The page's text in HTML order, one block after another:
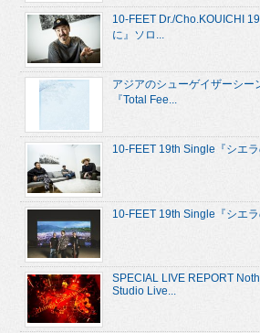
10-FEET Dr./Cho.KOUICHI
に』ソロ...
アジアのシューゲイザーシー
『Total Fee...
10-FEET 19th Single『シエ
10-FEET 19th Single『シエ
SPECIAL LIVE REPORT
Studio Live...